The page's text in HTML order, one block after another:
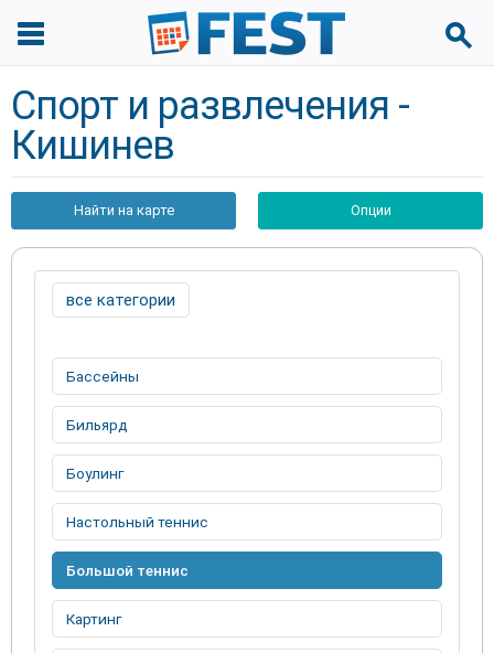
Спорт и развлечения -
Кишинев
Найти на карте Опции
все категории
Бассейны
Бильярд
Боулинг
Настольный теннис
Большой теннис
Картинг